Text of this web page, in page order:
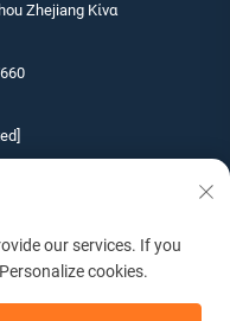
Zhejiang Κίνα
our services. If you
cookies.